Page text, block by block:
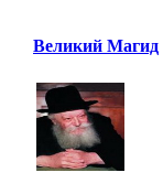
Великий Магид